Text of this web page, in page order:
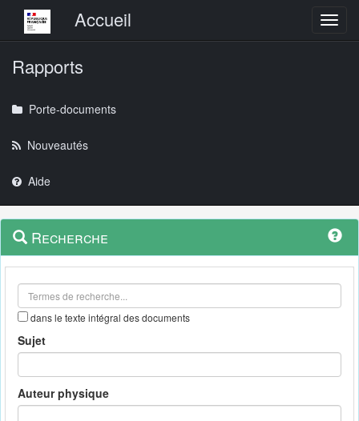
Menu principalAccueil
Rapports
Porte-documents
Nouveautés
Aide
Navigation
outils
Menu
contextuel
Recherche
dans le texte intégral des documents
Sujet
Auteur physique